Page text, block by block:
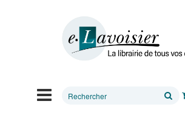
Rechercher